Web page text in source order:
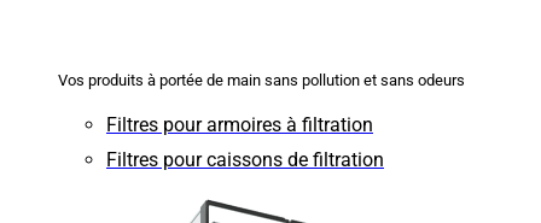
Vos produits à portée de main sans pollution et sans odeurs
Filtres pour armoires à filtration
Filtres pour caissons de filtration